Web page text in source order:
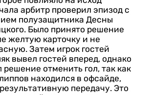
арбитр проверил эпизод с
полузащитника Десны
Было принято решение
желтую карточку и не
Затем игрок гостей
вывел гостей вперед, однако
отменить гол, так как
находился в офсайде,
передачу. Это